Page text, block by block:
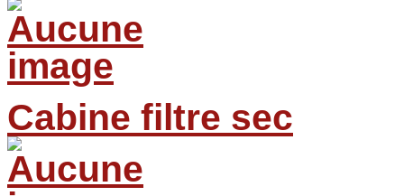
Cabine filtre sec